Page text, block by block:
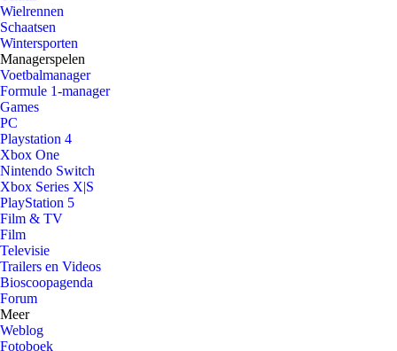
Wielrennen
Schaatsen
Wintersporten
Managerspelen
Voetbalmanager
Formule 1-manager
Games
PC
Playstation 4
Xbox One
Nintendo Switch
Xbox Series X|S
PlayStation 5
Film & TV
Film
Televisie
Trailers en Videos
Bioscoopagenda
Forum
Meer
Weblog
Fotoboek